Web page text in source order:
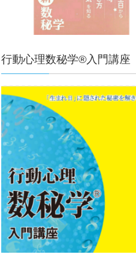
行動心理数秘学®入門講座